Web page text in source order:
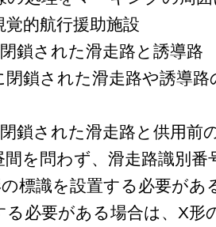
的航行援助施設
鎖された滑走路と誘導路
鎖された滑走路や誘導路
鎖された滑走路と供用前
を問わず、滑走路識別番
標識を設置する必要があ
る必要がある場合は、X形